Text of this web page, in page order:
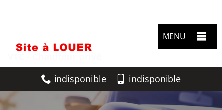
MENU
indisponible indisponible